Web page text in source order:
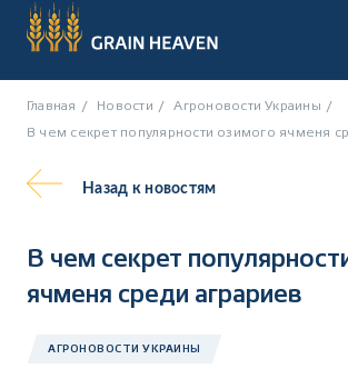
Главная Новости Агроновости Украины
В чем секрет популярности озимого ячменя
Назад к новостям
В чем секрет
ячменя среди аграриев
АГРОНОВОСТИ УКРАИНЫ